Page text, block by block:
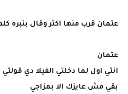
عتمان قرب منها اكتر وقال بنبره
عتمان
انتي اول لما دخلتي الفيلا دي
بقي مش عايزك الا بمزاجي